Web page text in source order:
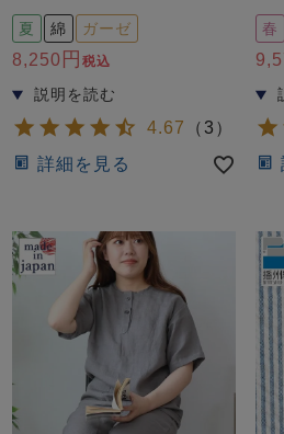
売れ筋ランキング
- Item Ranking -
すべての生地一覧は
目的別でさがす一覧
ズボン単品
夏 綿 ガーゼ
8,250 税込
4.67 （3 ）
詳細を見る
春